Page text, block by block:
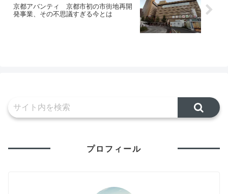
京都アバンティ 京都市初の市街地再開
発事業、その不思議すぎる今とは
プロフィール